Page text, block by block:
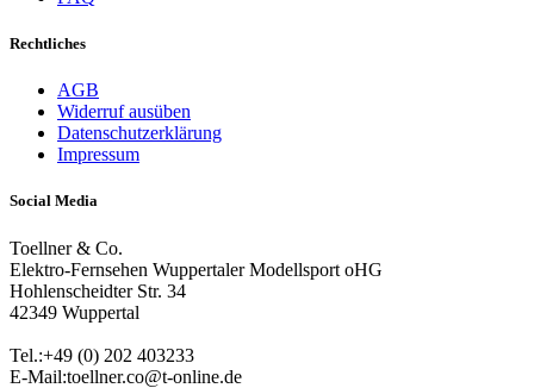
Rechtliches
AGB
Widerruf ausüben
Datenschutzerklärung
Impressum
Social Media
Toellner & Co.
Elektro-Fernsehen Wuppertaler Modellsport oHG
Hohlenscheidter Str. 34
42349 Wuppertal
Tel.:+49 (0) 202 403233
E-Mail:toellner.co@t-online.de